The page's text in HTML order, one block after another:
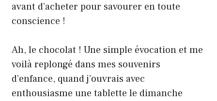
avant d’acheter pour savourer en toute
conscience !
Ah, le chocolat ! Une simple évocation et me
voilà replongé dans mes souvenirs
d’enfance, quand j’ouvrais avec
enthousiasme une tablette le dimanche